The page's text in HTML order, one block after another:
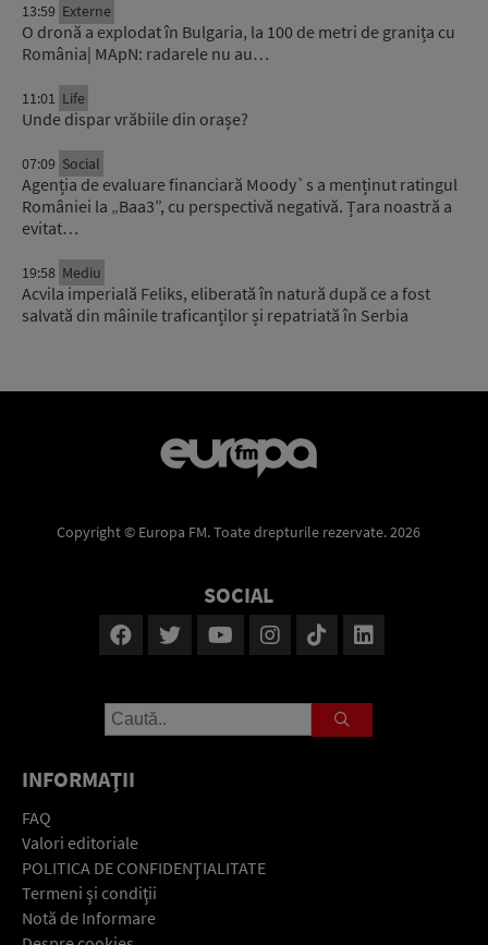
13:59 Externe
O dronă a explodat în Bulgaria, la 100 de metri de granița cu
România| MApN: radarele nu au…
11:01 Life
Unde dispar vrăbiile din orașe?
07:09 Social
Agenția de evaluare financiară Moody`s a menținut ratingul
României la „Baa3”, cu perspectivă negativă. Țara noastră a
evitat…
19:58 Mediu
Acvila imperială Feliks, eliberată în natură după ce a fost
salvată din mâinile traficanților și repatriată în Serbia
Copyright © Europa FM. Toate drepturile rezervate. 2026
SOCIAL
INFORMAŢII
FAQ
Valori editoriale
POLITICA DE CONFIDENŢIALITATE
Termeni şi condiţii
Notă de Informare